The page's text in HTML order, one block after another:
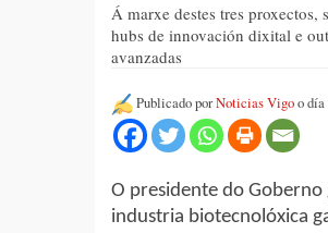
Á marxe destes tres
hubs de innovación dixital e
avanzadas
Publicado porNoticias Vigoo día
O presidente do
industria biotecnolóxica